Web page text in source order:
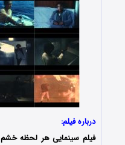
درباره فیلم:
فیلم سینمایی هر لحظه